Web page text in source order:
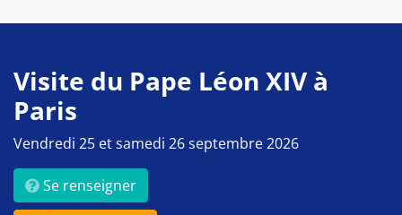
Visite du Pape Léon XIV à
Paris
Vendredi 25 et samedi 26 septembre 2026
Se renseigner